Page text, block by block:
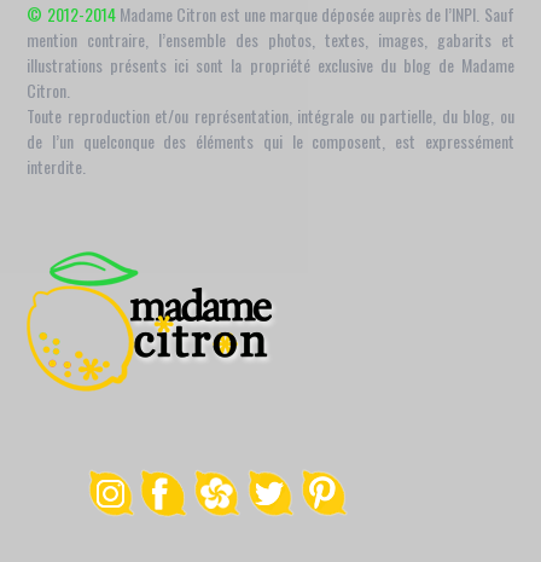
© 2012-2014Madame Citron est une marque déposée auprès de l’INPI. Sauf
mention contraire, l’ensemble des photos, textes, images, gabarits et
illustrations présents ici sont la propriété exclusive du blog de Madame
Citron.
Toute reproduction et/ou représentation, intégrale ou partielle, du blog, ou
de l’un quelconque des éléments qui le composent, est expressément
interdite.